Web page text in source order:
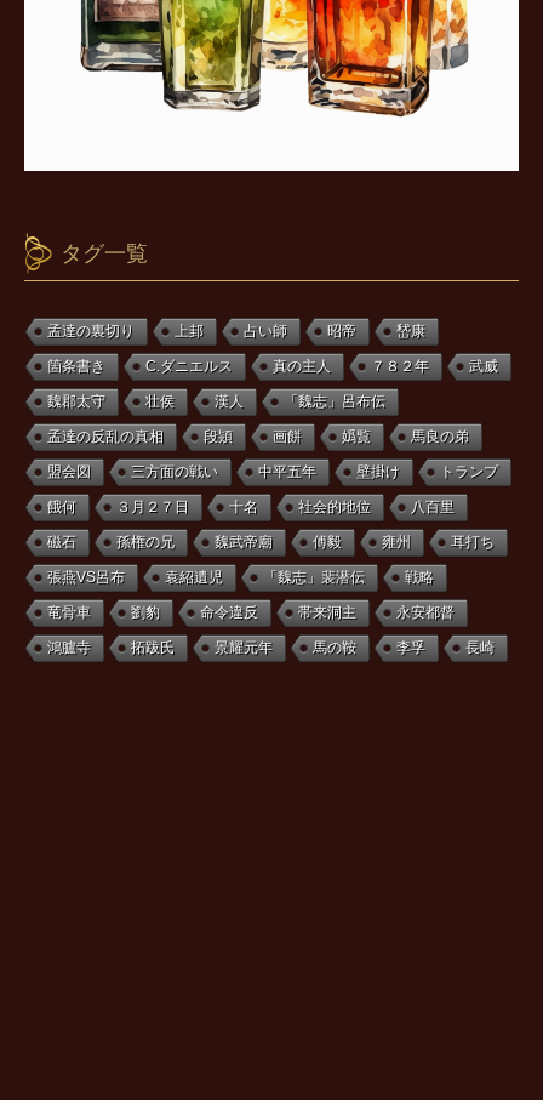
タグ一覧
孟達の裏切り 上邽 占い師 昭帝 嵆康
箇条書き C.ダニエルス 真の主人 ７８２年 武威
魏郡太守 壮侯 漢人 「魏志」呂布伝
孟達の反乱の真相 段熲 画餅 嬀覧 馬良の弟
盟会図 三方面の戦い 中平五年 壁掛け トランプ
餓何 ３月２７日 十名 社会的地位 八百里
磁石 孫権の兄 魏武帝廟 傅毅 雍州 耳打ち
張燕VS呂布 袁紹遺児 「魏志」裴潜伝 戦略
竜骨車 劉豹 命令違反 帯来洞主 永安都督
鴻臚寺 拓跋氏 景耀元年 馬の鞍 李孚 長崎